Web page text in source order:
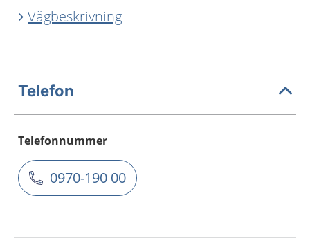
Vägbeskrivning
Telefon
Telefonnummer
0970-190 00